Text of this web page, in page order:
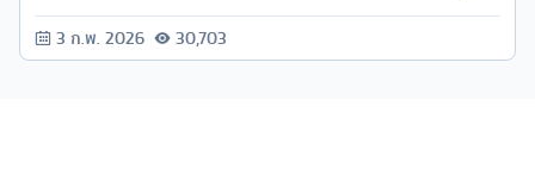
3 ก.พ. 2026 30,703